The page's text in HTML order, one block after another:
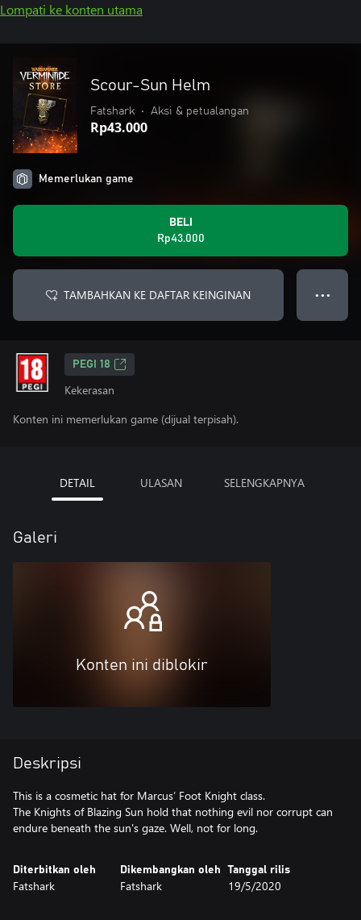
Lompati ke konten utama
Scour-Sun Helm
Fatshark • Aksi & petualangan
Rp43.000
Memerlukan game
BELI
Rp43.000
TAMBAHKAN KE DAFTAR KEINGINAN ● ● ●
PEGI 18
Kekerasan
Konten ini memerlukan game (dijual terpisah).
DETAIL ULASAN SELENGKAPNYA
Galeri
Konten ini diblokir
Deskripsi
This is a cosmetic hat for Marcus’ Foot Knight class.
The Knights of Blazing Sun hold that nothing evil nor corrupt can
endure beneath the sun's gaze. Well, not for long.
Diterbitkan oleh
Fatshark
Dikembangkan oleh
Fatshark
Tanggal rilis
19/5/2020